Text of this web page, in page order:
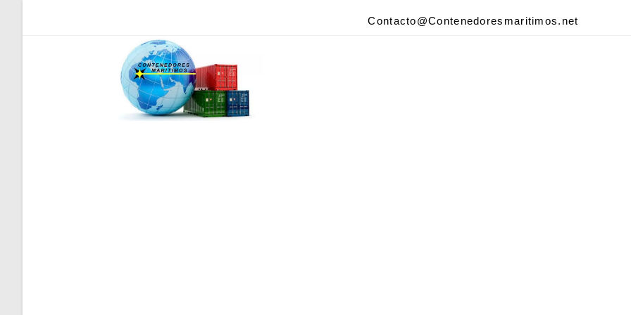
Contacto@Contenedoresmaritimos.net